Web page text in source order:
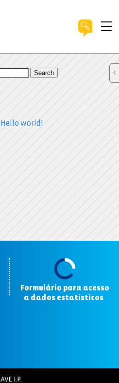
Search
Hello world!
Formulário para acesso
a dados estatísticos
IAVE I.P.